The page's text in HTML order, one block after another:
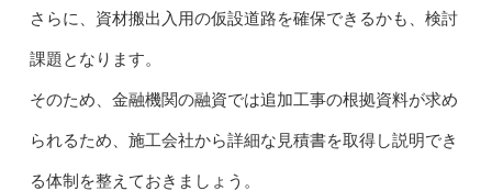
さらに、資材搬出入用の仮設道路を確保できるかも、検討
課題となります。
そのため、金融機関の融資では追加工事の根拠資料が求め
られるため、施工会社から詳細な見積書を取得し説明でき
る体制を整えておきましょう。